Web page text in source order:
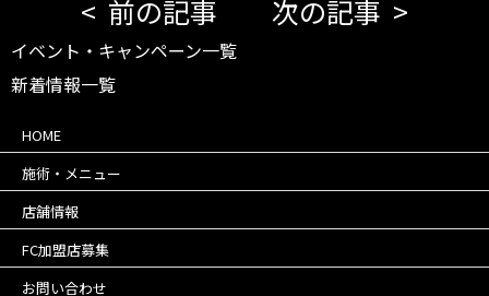
前の記事 次の記事
イベント・キャンペーン一覧
新着情報一覧
HOME
施術・メニュー
店舗情報
FC加盟店募集
お問い合わせ